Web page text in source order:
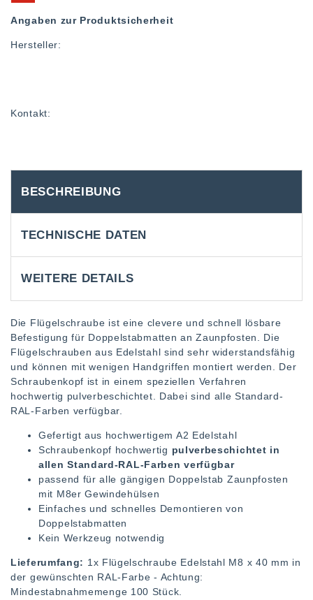
Angaben zur Produktsicherheit
Hersteller:
Kontakt:
BESCHREIBUNG
TECHNISCHE DATEN
WEITERE DETAILS
Die Flügelschraube ist eine clevere und schnell lösbare
Befestigung für Doppelstabmatten an Zaunpfosten. Die
Flügelschrauben aus Edelstahl sind sehr widerstandsfähig
und können mit wenigen Handgriffen montiert werden. Der
Schraubenkopf ist in einem speziellen Verfahren
hochwertig pulverbeschichtet. Dabei sind alle Standard-
RAL-Farben verfügbar.
Gefertigt aus hochwertigem A2 Edelstahl
Schraubenkopf hochwertig pulverbeschichtet in
allen Standard-RAL-Farben verfügbar
passend für alle gängigen Doppelstab Zaunpfosten
mit M8er Gewindehülsen
Einfaches und schnelles Demontieren von
Doppelstabmatten
Kein Werkzeug notwendig
Lieferumfang: 1x Flügelschraube Edelstahl M8 x 40 mm in
der gewünschten RAL-Farbe - Achtung:
Mindestabnahmemenge 100 Stück.